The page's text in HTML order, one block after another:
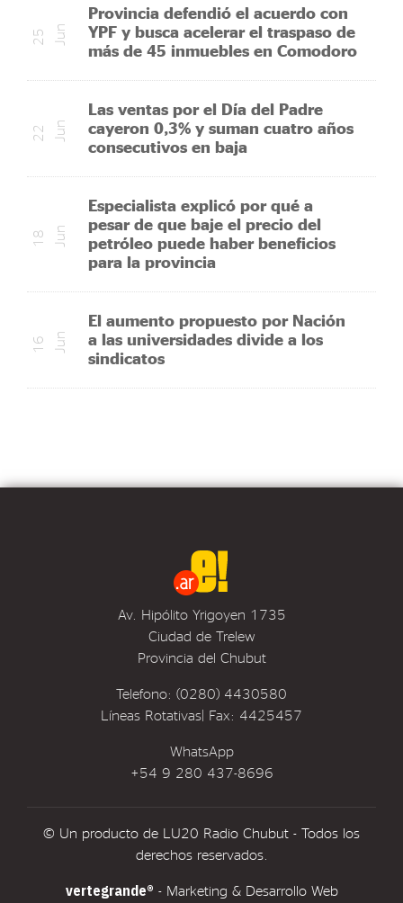
Provincia defendió el acuerdo con
YPF y busca acelerar el traspaso de
más de 45 inmuebles en Comodoro
2
5
J
u n
Las ventas por el Día del Padre
cayeron 0,3% y suman cuatro años
consecutivos en baja
2
2
J
u n
Especialista explicó por qué a
pesar de que baje el precio del
petróleo puede haber beneficios
para la provincia
1
8
J
u n
El aumento propuesto por Nación
a las universidades divide a los
sindicatos
1
6
J
u n
Av. Hipólito Yrigoyen 1735
Ciudad de Trelew
Provincia del Chubut
Telefono: (0280) 4430580
Líneas Rotativas| Fax: 4425457
WhatsApp
+54 9 280 437-8696
© Un producto de LU20 Radio Chubut - Todos los
derechos reservados.
vertegrande® - Marketing & Desarrollo Web